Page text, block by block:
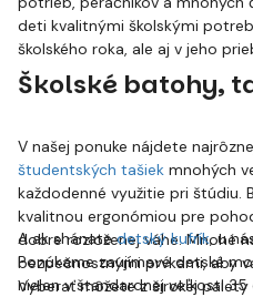
deti kvalitnými školskými
školského roka, ale aj v jeho
Školské batohy,
V našej ponuke nájdete
študentských tašiek mnohých
každodenné využitie pri štúdiu.
kvalitnou ergonómiou pre
dobre rozloženej váhe. Mnohé
bezpečnostnými prvkami, aby
Vyberať môžete z širokej
A ak shánatedetský kufrík, u
Ponúkame zaujímavé detské
nielen v štandardnej veľkosti